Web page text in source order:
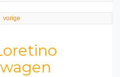
vorige